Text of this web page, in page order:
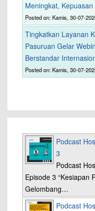
Meningkat,
Posted on: Kamis, 30-07-
Tingkatkan Layanan
Pasuruan Gelar
Berstandar
Posted on: Kamis, 30-07-
Podcast
3
Podcast
Episode 3 “Kesiapan
Gelombang…
Podcast